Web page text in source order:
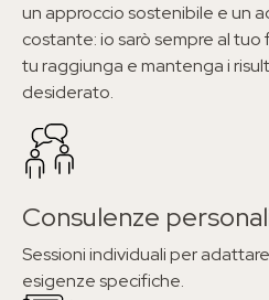
un approccio sostenibile e un
costante: io sarò sempre al tuo
tu raggiunga e mantenga i
desiderato.
Consulenze
Sessioni individuali per
esigenze specifiche.